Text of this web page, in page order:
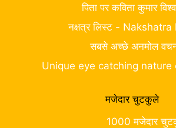
पिता पर कविता कुमार
नक्षत्र लिस्ट -
सबसे अच्छे अनमोल वचन
Unique eye catching
मजेदार चुटकुले
1000 मजेदार